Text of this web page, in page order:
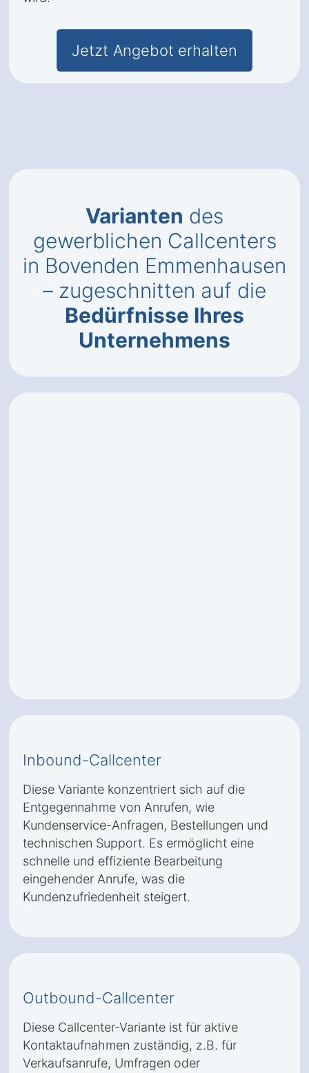
Jetzt Angebot erhalten
Varianten des
gewerblichen Callcenters
in Bovenden Emmenhausen
– zugeschnitten auf die
Bedürfnisse Ihres
Unternehmens
Inbound-Callcenter
Diese Variante konzentriert sich auf die
Entgegennahme von Anrufen, wie
Kundenservice-Anfragen, Bestellungen und
technischen Support. Es ermöglicht eine
schnelle und effiziente Bearbeitung
eingehender Anrufe, was die
Kundenzufriedenheit steigert.
Outbound-Callcenter
Diese Callcenter-Variante ist für aktive
Kontaktaufnahmen zuständig, z.B. für
Verkaufsanrufe, Umfragen oder